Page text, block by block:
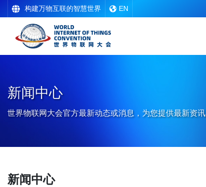
构建万物互联的智慧世界 EN
新闻中心
世界物联网大会官方最新动态或消息，为您提供最新资讯
新闻中心